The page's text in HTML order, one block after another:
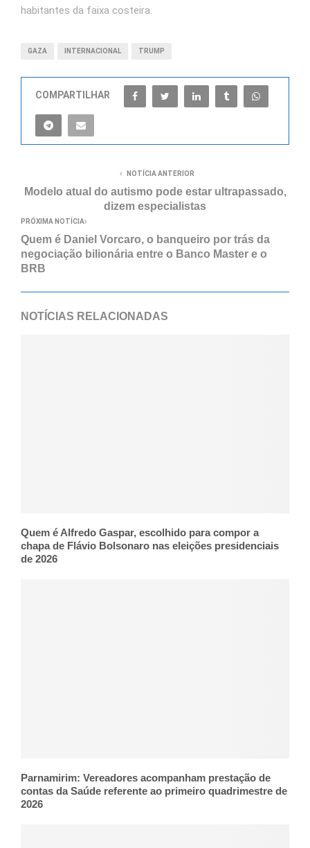
habitantes da faixa costeira.
GAZA INTERNACIONAL TRUMP
COMPARTILHAR
NOTÍCIA ANTERIOR
Modelo atual do autismo pode estar ultrapassado,
dizem especialistas
PRÓXIMA NOTÍCIA
Quem é Daniel Vorcaro, o banqueiro por trás da
negociação bilionária entre o Banco Master e o
BRB
NOTÍCIAS RELACIONADAS
Quem é Alfredo Gaspar, escolhido para compor a
chapa de Flávio Bolsonaro nas eleições presidenciais
de 2026
Parnamirim: Vereadores acompanham prestação de
contas da Saúde referente ao primeiro quadrimestre de
2026